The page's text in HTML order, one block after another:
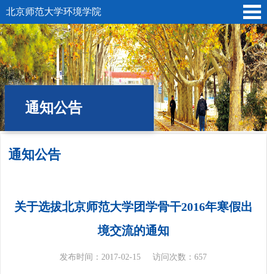
北京师范大学环境学院
通知公告
通知公告
位置:首页» 学生园地» 通知公告
关于选拔北京师范大学团学骨干2016年寒假出
境交流的通知
发布时间：2017-02-15 访问次数：657